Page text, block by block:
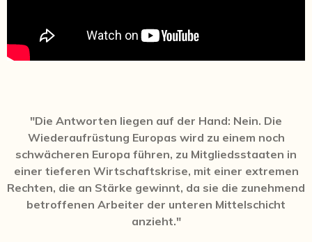
"Die Antworten liegen auf der Hand: Nein. Die
Wiederaufrüstung Europas wird zu einem noch
schwächeren Europa führen, zu Mitgliedsstaaten in
einer tieferen Wirtschaftskrise, mit einer extremen
Rechten, die an Stärke gewinnt, da sie die zunehmend
betroffenen Arbeiter der unteren Mittelschicht
anzieht."